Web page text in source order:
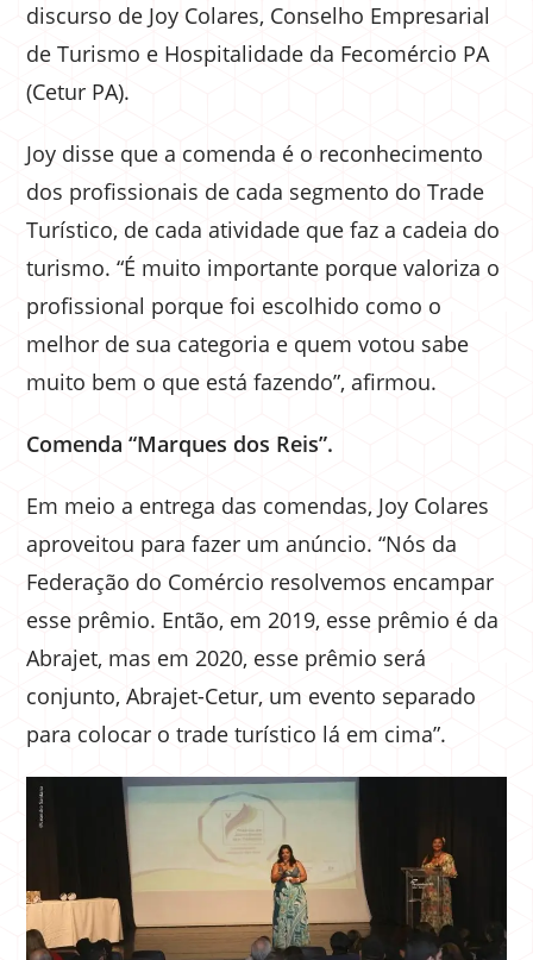
discurso de Joy Colares, Conselho Empresarial
de Turismo e Hospitalidade da Fecomércio PA
(Cetur PA).
Joy disse que a comenda é o reconhecimento
dos profissionais de cada segmento do Trade
Turístico, de cada atividade que faz a cadeia do
turismo. “É muito importante porque valoriza o
profissional porque foi escolhido como o
melhor de sua categoria e quem votou sabe
muito bem o que está fazendo”, afirmou.
Comenda “Marques dos Reis”.
Em meio a entrega das comendas, Joy Colares
aproveitou para fazer um anúncio. “Nós da
Federação do Comércio resolvemos encampar
esse prêmio. Então, em 2019, esse prêmio é da
Abrajet, mas em 2020, esse prêmio será
conjunto, Abrajet-Cetur, um evento separado
para colocar o trade turístico lá em cima”.